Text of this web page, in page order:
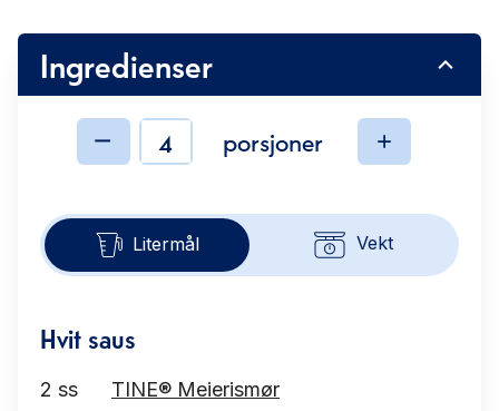
Ingredienser
Ingredienserporsjoner
Litermål Vekt
Hvit saus
2 ss
TINE® Meierismør